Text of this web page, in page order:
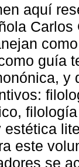
aquí
guía
y
este
se